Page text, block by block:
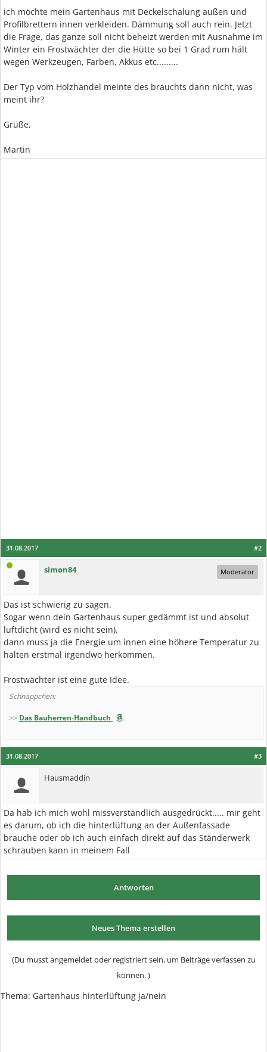
ich möchte mein Gartenhaus mit Deckelschalung außen und
Profilbrettern innen verkleiden. Dämmung soll auch rein. Jetzt
die Frage, das ganze soll nicht beheizt werden mit Ausnahme im
Winter ein Frostwächter der die Hütte so bei 1 Grad rum hält
wegen Werkzeugen, Farben, Akkus etc.........
Der Typ vom Holzhandel meinte des brauchts dann nicht, was
meint ihr?
Grüße,
Martin
#2
31.08.2017
simon84 Moderator
Das ist schwierig zu sagen.
Sogar wenn dein Gartenhaus super gedämmt ist und absolut
luftdicht (wird es nicht sein),
dann muss ja die Energie um innen eine höhere Temperatur zu
halten erstmal irgendwo herkommen.
Frostwächter ist eine gute Idee.
Schnäppchen:
>> Das Bauherren-Handbuch
#3
31.08.2017
Hausmaddin
Da hab ich mich wohl missverständlich ausgedrückt..... mir geht
es darum, ob ich die hinterlüftung an der Außenfassade
brauche oder ob ich auch einfach direkt auf das Ständerwerk
schrauben kann in meinem Fall
Antworten
Neues Thema erstellen
(Du musst angemeldet oder registriert sein, um Beiträge verfassen zu
können. )
Thema: Gartenhaus hinterlüftung ja/nein